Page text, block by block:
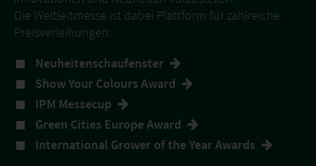
Die Weltleitmesse ist dabei Plattform für zahlreiche
Preisverleihungen:
Neuheitenschaufenster
Show Your Colours Award
IPM Messecup
Green Cities Europe Award
International Grower of the Year Awards